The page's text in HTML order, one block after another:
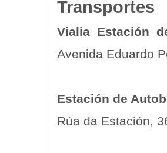
Transportes
Vialia Estación
Avenida Eduardo
Estación de
Rúa da Estación,